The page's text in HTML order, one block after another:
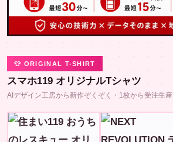
👕 ORIGINAL T-SHIRT
スマホ119 オリジナルTシャツ
AIデザイン工房から新作ぞくぞく・1枚から受注生産